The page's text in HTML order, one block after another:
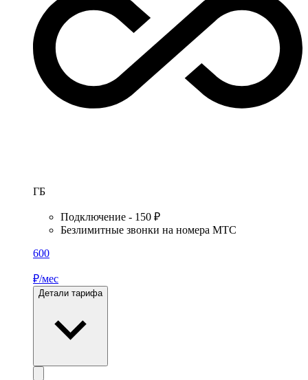
ГБ
Подключение - 150 ₽
Безлимитные звонки на номера МТС
600
₽/мес
Детали тарифа